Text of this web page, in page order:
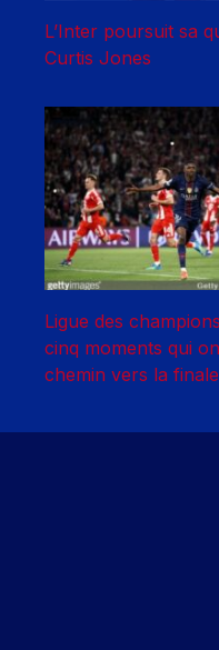
L’Inter poursuit sa
Curtis Jones
Ligue des
cinq moments qui
chemin vers la finale